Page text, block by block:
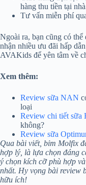
hàng thu tiền tại
Tư vấn miễn phí
Ngoài ra, bạn cũng có thể
nhận nhiều ưu đãi hấp
AVAKids để yên tâm về
Xem thêm:
Review sữa NAN
loại
Review chi tiết sữa
không?
Review sữa
Qua bài viết, bỉm Molfix
hợp lý, là lựa chọn đáng
ý chọn kích cỡ phù hợp
nhất. Hy vọng bài review
hữu ích!